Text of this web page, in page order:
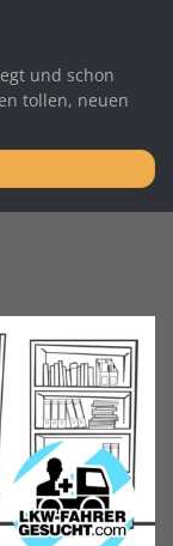
und schon
tollen, neuen